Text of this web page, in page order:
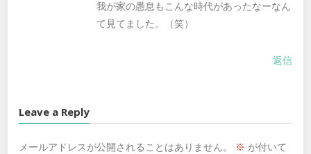
我が家の愚息もこんな時代があったなーなん
て見てました。（笑）
返信
Leave a Reply
メールアドレスが公開されることはありません。 ※ が付いて